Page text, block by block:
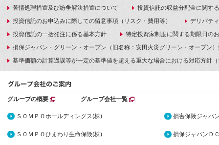
苦情処理措置及び紛争解決措置について
投資信託の収益分配金に関す
投資信託のお申込みに際しての留意事項（リスク・費用等）
デリバテ
投資信託の一括発注に係る基本方針
特定投資家制度に関する期限日の
損保ジャパン・グリーン・オープン（旧名称：安田火災グリーン・オープン
基準価額の計算過誤等が一定の基準値を超える重大な場合における対応方針
グループの概要 グループ会社一覧
ＳＯＭＰＯホールディングス(株) 損害保険ジャパ
ＳＯＭＰＯひまわり生命保険(株) 損保ジャパンＤ